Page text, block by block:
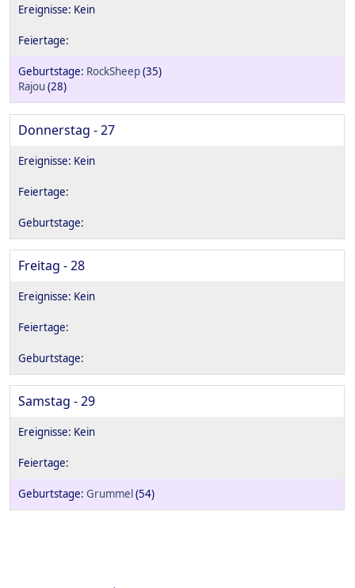
RockSheep(35)
Rajou (28)
Donnerstag - 27
Freitag - 28
Samstag - 29
Grummel (54)